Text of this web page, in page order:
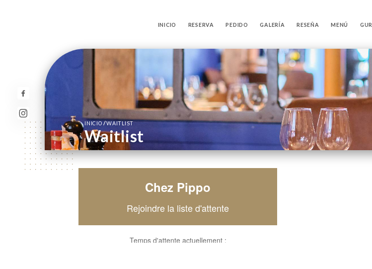
INICIO RESERVA PEDIDO GALERÍA RESEÑA MENÚ
INICIO/WAITLIST
Waitlist